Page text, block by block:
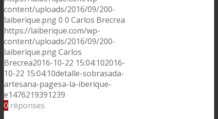
content/uploads/2016/09/200-
laiberique.png0 0 Carlos Brecrea
https://laiberique.com/wp-
content/uploads/2016/09/200-
laiberique.pngCarlos
Brecrea2016-10-22 15:04:102016-
10-22 15:04:10detalle-sobrasada-
artesana-pagesa-la-iberique-
e1476219391239
0 réponses